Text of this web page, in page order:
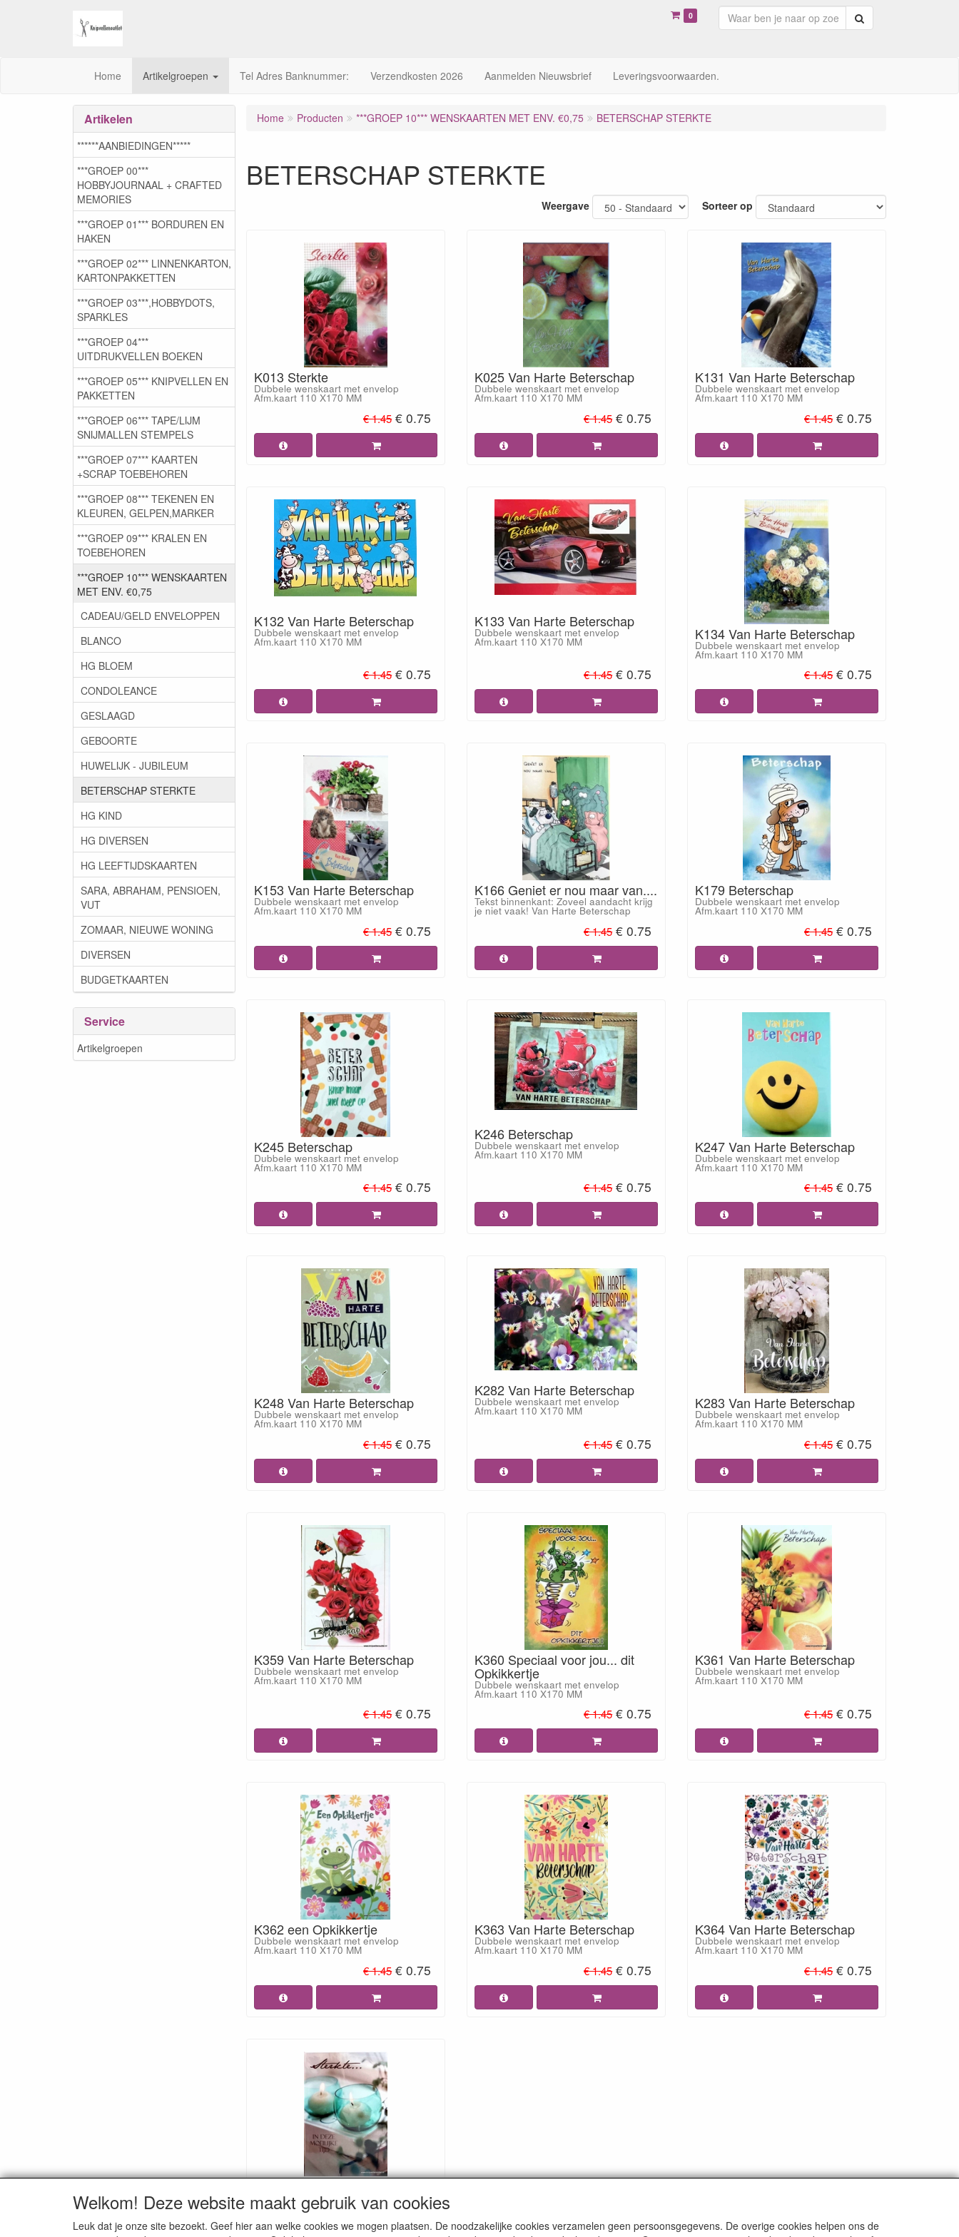
Welkom! Deze website maakt gebruik van cookies
Leuk dat je onze site bezoekt. Geef hier aan welke cookies we mogen plaatsen. De noodzakelijke cookies verzamelen geen persoonsgegevens. De overige cookies helpen ons de
0
Home Artikelgroepen Tel Adres Banknummer: Verzendkosten 2026 Aanmelden Nieuwsbrief Leveringsvoorwaarden.
Home Producten ***GROEP 10*** WENSKAARTEN MET ENV. €0,75 BETERSCHAP STERKTE
BETERSCHAP STERKTE
Weergave Sorteer op
K013 Sterkte
Dubbele wenskaart met envelop
Afm.kaart 110 X170 MM
€ 1.45 € 0.75
K025 Van Harte Beterschap
Dubbele wenskaart met envelop
Afm.kaart 110 X170 MM
€ 1.45 € 0.75
K131 Van Harte Beterschap
Dubbele wenskaart met envelop
Afm.kaart 110 X170 MM
€ 1.45 € 0.75
K132 Van Harte Beterschap
Dubbele wenskaart met envelop
Afm.kaart 110 X170 MM
€ 1.45 € 0.75
K133 Van Harte Beterschap
Dubbele wenskaart met envelop
Afm.kaart 110 X170 MM
€ 1.45 € 0.75
K134 Van Harte Beterschap
Dubbele wenskaart met envelop
Afm.kaart 110 X170 MM
€ 1.45 € 0.75
K153 Van Harte Beterschap
Dubbele wenskaart met envelop
Afm.kaart 110 X170 MM
€ 1.45 € 0.75
K166 Geniet er nou maar van....
Tekst binnenkant: Zoveel aandacht krijg
je niet vaak! Van Harte Beterschap
€ 1.45 € 0.75
K179 Beterschap
Dubbele wenskaart met envelop
Afm.kaart 110 X170 MM
€ 1.45 € 0.75
K245 Beterschap
Dubbele wenskaart met envelop
Afm.kaart 110 X170 MM
€ 1.45 € 0.75
K246 Beterschap
Dubbele wenskaart met envelop
Afm.kaart 110 X170 MM
€ 1.45 € 0.75
K247 Van Harte Beterschap
Dubbele wenskaart met envelop
Afm.kaart 110 X170 MM
€ 1.45 € 0.75
K248 Van Harte Beterschap
Dubbele wenskaart met envelop
Afm.kaart 110 X170 MM
€ 1.45 € 0.75
K282 Van Harte Beterschap
Dubbele wenskaart met envelop
Afm.kaart 110 X170 MM
€ 1.45 € 0.75
K283 Van Harte Beterschap
Dubbele wenskaart met envelop
Afm.kaart 110 X170 MM
€ 1.45 € 0.75
K359 Van Harte Beterschap
Dubbele wenskaart met envelop
Afm.kaart 110 X170 MM
€ 1.45 € 0.75
K360 Speciaal voor jou... dit
Opkikkertje
Dubbele wenskaart met envelop
Afm.kaart 110 X170 MM
€ 1.45 € 0.75
K361 Van Harte Beterschap
Dubbele wenskaart met envelop
Afm.kaart 110 X170 MM
€ 1.45 € 0.75
K362 een Opkikkertje
Dubbele wenskaart met envelop
Afm.kaart 110 X170 MM
€ 1.45 € 0.75
K363 Van Harte Beterschap
Dubbele wenskaart met envelop
Afm.kaart 110 X170 MM
€ 1.45 € 0.75
K364 Van Harte Beterschap
Dubbele wenskaart met envelop
Afm.kaart 110 X170 MM
€ 1.45 € 0.75
Dubbele wenskaart met envelop
Afm.kaart 110 X170 MM
€ 1.45 € 0.75
Artikelen
******AANBIEDINGEN*****
***GROEP 00***
HOBBYJOURNAAL + CRAFTED
MEMORIES
***GROEP 01*** BORDUREN EN
HAKEN
***GROEP 02*** LINNENKARTON,
KARTONPAKKETTEN
***GROEP 03***,HOBBYDOTS,
SPARKLES
***GROEP 04***
UITDRUKVELLEN BOEKEN
***GROEP 05*** KNIPVELLEN EN
PAKKETTEN
***GROEP 06*** TAPE/LIJM
SNIJMALLEN STEMPELS
***GROEP 07*** KAARTEN
+SCRAP TOEBEHOREN
***GROEP 08*** TEKENEN EN
KLEUREN, GELPEN,MARKER
***GROEP 09*** KRALEN EN
TOEBEHOREN
***GROEP 10*** WENSKAARTEN
MET ENV. €0,75
CADEAU/GELD ENVELOPPEN
BLANCO
HG BLOEM
CONDOLEANCE
GESLAAGD
GEBOORTE
HUWELIJK - JUBILEUM
BETERSCHAP STERKTE
HG KIND
HG DIVERSEN
HG LEEFTIJDSKAARTEN
SARA, ABRAHAM, PENSIOEN,
VUT
ZOMAAR, NIEUWE WONING
DIVERSEN
BUDGETKAARTEN
Service
Artikelgroepen